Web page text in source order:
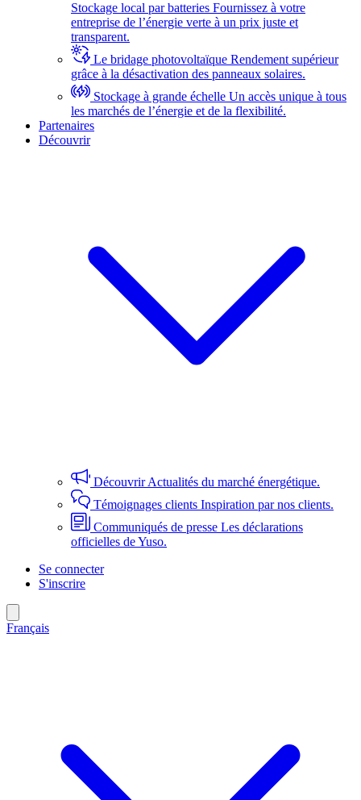
Stockage local par batteries Fournissez à votre
entreprise de l’énergie verte à un prix juste et
transparent.
Le bridage photovoltaïque Rendement supérieur
grâce à la désactivation des panneaux solaires.
Stockage à grande échelle Un accès unique à tous
les marchés de l’énergie et de la flexibilité.
Partenaires
Découvrir
DécouvrirActualités du marché énergétique.
Témoignages clients Inspiration par nos clients.
Communiqués de presse Les déclarations
officielles de Yuso.
Se connecter
S'inscrire
Français